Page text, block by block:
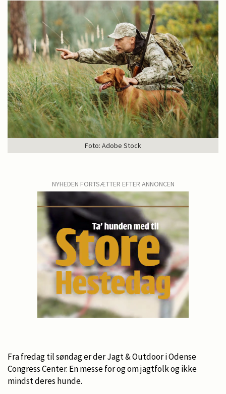
Foto: Adobe Stock
NYHEDEN FORTSÆTTER EFTER ANNONCEN
Fra fredag til søndag er der Jagt & Outdoor i Odense
Congress Center. En messe for og om jagtfolk og ikke
mindst deres hunde.